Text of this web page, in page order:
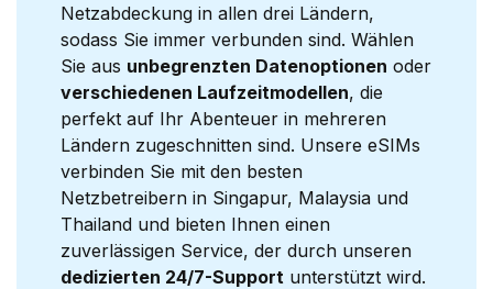
Netzabdeckung in allen drei Ländern,
sodass Sie immer verbunden sind. Wählen
Sie aus unbegrenzten Datenoptionen oder
verschiedenen Laufzeitmodellen, die
perfekt auf Ihr Abenteuer in mehreren
Ländern zugeschnitten sind. Unsere eSIMs
verbinden Sie mit den besten
Netzbetreibern in Singapur, Malaysia und
Thailand und bieten Ihnen einen
zuverlässigen Service, der durch unseren
dedizierten 24/7-Support unterstützt wird.